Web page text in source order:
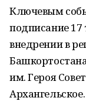
Ключевым
подписание 17
внедрении в
им. Героя